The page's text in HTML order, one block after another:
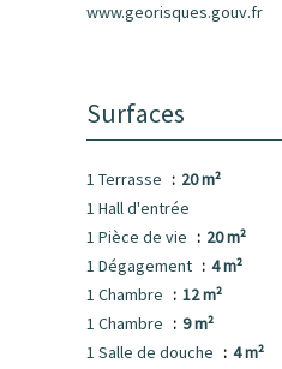
www.georisques.gouv.fr
Surfaces
1 Terrasse
20 m²
1 Hall d'entrée
1 Pièce de vie
20 m²
1 Dégagement
4 m²
1 Chambre
12 m²
1 Chambre
9 m²
1 Salle de douche
4 m²